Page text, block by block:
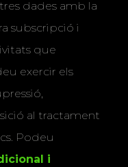
dades amb la
subscripció i
que
exercir els
al tractament
Podeu
i